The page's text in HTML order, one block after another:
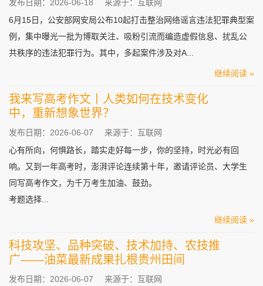
发布日期：2026-06-18
来源于：互联网
6月15日，公安部网安局公布10起打击整治网络谣言违法犯罪典型案
例，集中曝光一批为博取关注、吸粉引流而编造虚假信息、扰乱公
共秩序的违法犯罪行为。其中，多起案件涉及对A...
继续阅读 »
我来写高考作文丨人类如何在技术变化
中，重新想象世界？
发布日期：2026-06-07
来源于：互联网
心有所向，何惧路长，踏实走好每一步，你的坚持，时光必有回
响。又到一年高考时，澎湃评论连续第十年，邀请评论员、大学生
同写高考作文，为千万考生加油、鼓劲。
考题选择...
继续阅读 »
科技攻坚、品种突破、技术加持、农技推
广——油菜最新成果扎根贵州田间
发布日期：2026-06-07
来源于：互联网